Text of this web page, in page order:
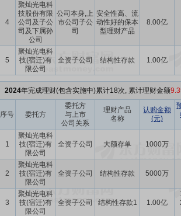
4
聚灿光电科
技股份有限
公司及子公
司及下属孙
公司
公司本身,上
市公司子公
司
安全性高、流
动性好的保本
型理财产品
8.00亿
5
聚灿光电科
技(宿迁)有
限公司
全资子公司 结构性存款 1.00亿
2024年完成理财(包含实施中)累计18次, 累计理财金额
序号 委托方
委托方
与上市
公司关系
理财产品
名称
认购金额
(元)
1
聚灿光电科
技(宿迁)有
限公司
全资子公司 大额存单 1000万
2
聚灿光电科
技(宿迁)有
限公司
全资子公司 结构性存款 5000万
3
聚灿光电科
技(宿迁)有
限公司
全资子公司 结构性存款1 1.00亿